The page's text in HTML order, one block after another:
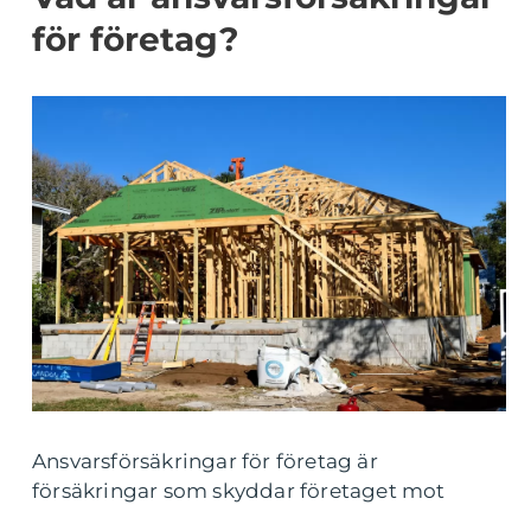
för företag?
Ansvarsförsäkringar för företag är
försäkringar som skyddar företaget mot